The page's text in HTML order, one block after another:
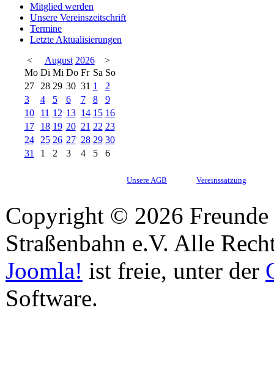
Mitglied werden
Unsere Vereinszeitschrift
Termine
Letzte Aktualisierungen
<
August 2026
>
Mo Di Mi Do Fr Sa So
27
28 29 30 31 1
2
3
4 5 6 7 8
9
10
11 12 13 14 15 16
17
18 19 20 21 22 23
24
25 26 27 28 29 30
31
1 2 3 4 5 6
Unsere AGB Vereinssatzung
Copyright © 2026
Straßenbahn e.V. Alle
Joomla! ist freie, unter der
Software.